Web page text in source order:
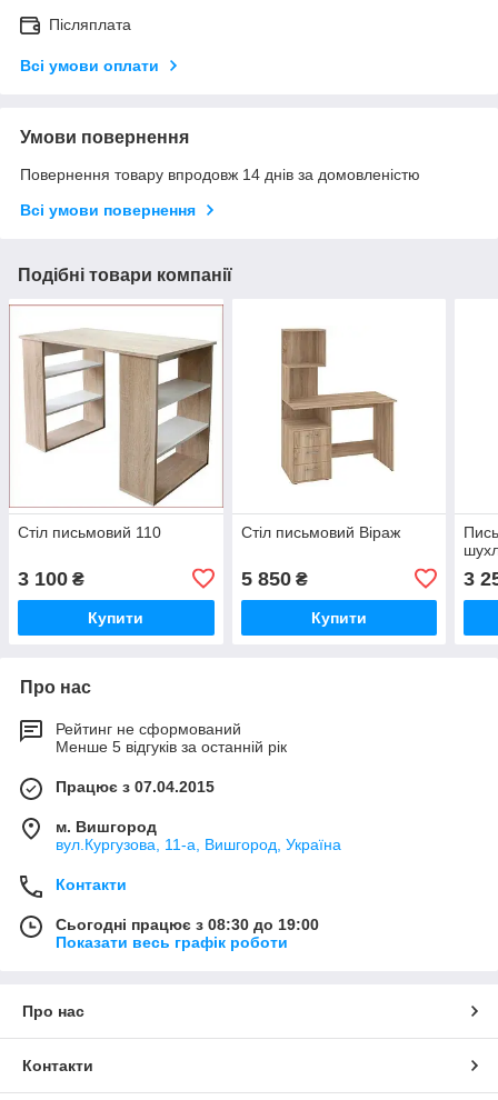
Післяплата
Всі умови оплати
Умови повернення
Повернення товару впродовж 14 днів за домовленістю
Всі умови повернення
Подібні товари компанії
Стіл письмовий 110
3 100 ₴
Купити
Стіл письмовий Віраж
5 850₴
Купити
3
Про нас
Рейтинг не сформований
Менше 5 відгуків за останній рік
Працює з 07.04.2015
м. Вишгород
вул.Кургузова, 11-а, Вишгород, Україна
Контакти
Сьогодні працює з 08:30 до 19:00
Показати весь графік роботи
Про нас
Контакти